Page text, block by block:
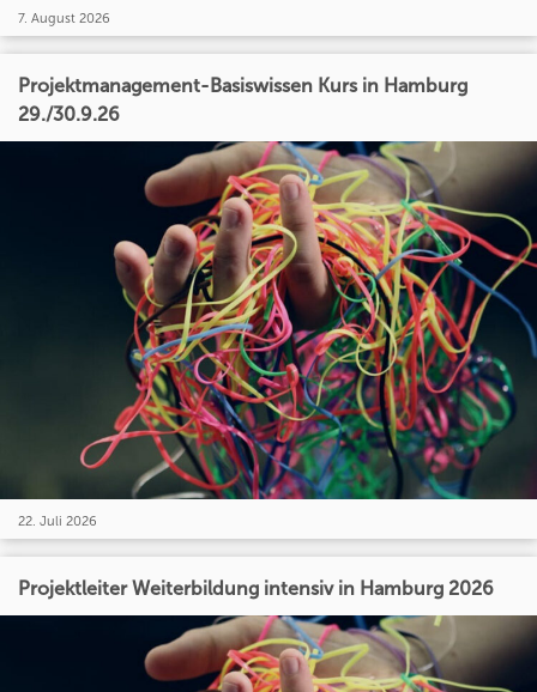
7. August 2026
Projektmanagement-Basiswissen Kurs in Hamburg
29./30.9.26
22. Juli 2026
Projektleiter Weiterbildung intensiv in Hamburg 2026